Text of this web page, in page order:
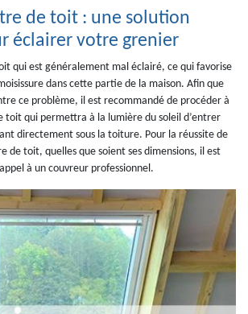
de toit : une solution
éclairer votre grenier
qui est généralement mal éclairé, ce qui favorise
dans cette partie de la maison. Afin que
ce problème, il est recommandé de procéder à
toit qui permettra à la lumière du soleil d’entrer
directement sous la toiture. Pour la réussite de
de toit, quelles que soient ses dimensions, il est
à un couvreur professionnel.